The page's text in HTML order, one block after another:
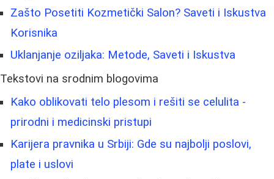
Zašto Posetiti Kozmetički Salon? Saveti i Iskustva
Korisnika
Uklanjanje oziljaka: Metode, Saveti i Iskustva
Tekstovi na srodnim blogovima
Kako oblikovati telo plesom i rešiti se celulita -
prirodni i medicinski pristupi
Karijera pravnika u Srbiji: Gde su najbolji poslovi,
plate i uslovi